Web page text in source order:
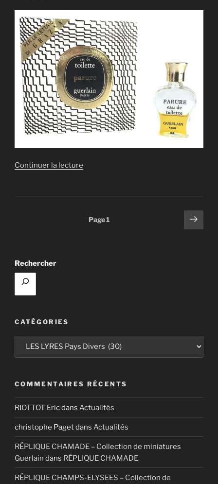
Continuer la lecture
Page1
Page
Rechercher
CATÉGORIES
Catégories
COMMENTAIRES RÉCENTS
RIOTTOT Ericdans Actualités
christophe Pagetdans Actualités
RÉPLIQUE CHAMADE – Collection de miniatures
Guerlain dans RÉPLIQUE CHAMADE
RÉPLIQUE CHAMPS-ELYSEES – Collection de